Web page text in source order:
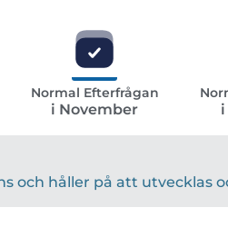
Normal Efterfrågan
i November
och håller på att utvecklas